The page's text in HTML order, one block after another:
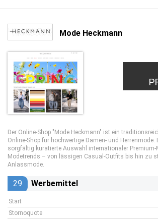
Mode Heckmann
Der Online-Shop "Mode Heckmann" ist ein
Online-Shop für hochwertige Damen- und Herrenmode.
sorgfältig kuratierte Auswahl internationaler Premium-
Modetrends – von lässigen Casual-Outfits bis hin zu
Anlassmode.
29 Werbemittel
Start
Stornoquote